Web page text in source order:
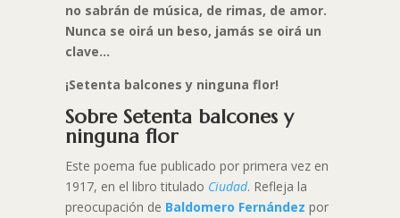
no sabrán de música, de rimas, de amor.
Nunca se oirá un beso, jamás se oirá un
clave…
¡Setenta balcones y ninguna flor!
Sobre Setenta balcones y
ninguna flor
Este poema fue publicado por primera vez en
1917, en el libro titulado Ciudad. Refleja la
preocupación de Baldomero Fernández por